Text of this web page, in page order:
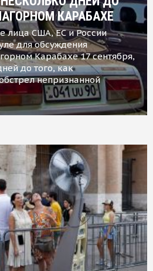
КАРАБАХЕ
лица США, ЕС и России
для обсуждения
Карабахе 17 сентября,
до того, как
непризнанной